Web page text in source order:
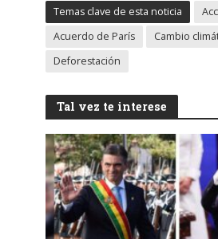
Temas clave de esta noticia
Acuerdo de París
Cambio
Deforestación
Tal vez te interese